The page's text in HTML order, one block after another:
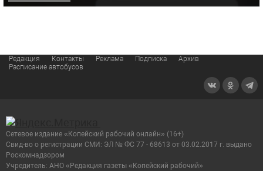
Редакция Контакты Реклама Подписка
Архив
Расписание автобусов
Сетевое издание «Копейский рабочий онлайн» (16+)
Cвид-во о регистрации СМИ: ЭЛ № ФС 77 - 68613 от 03.02.2017 г. выдано
Роскомнадзором
Учредитель: АНО «Редакция газеты «Копейский рабочий»